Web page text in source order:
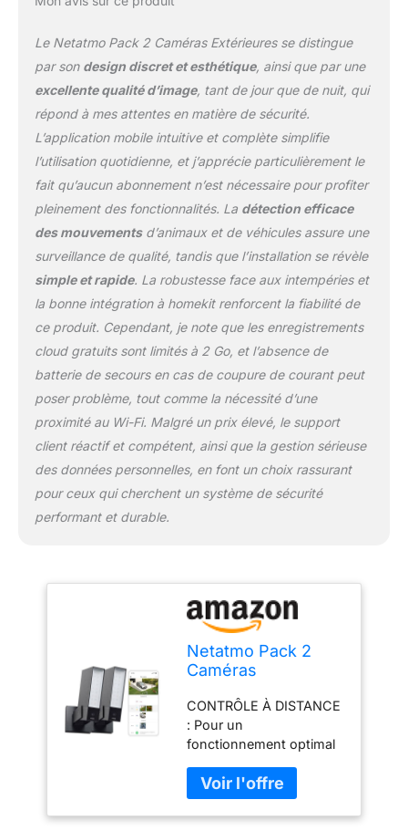
animal. Avec la fonction
les zones à surveiller et le
type d'intrusion pour
lequel être alerté.
ÉCLAIRAGE
INTELLIGENT INTÉGRÉ :
Il vous aide à faire fuir les
intrus et peut même
éclairer votre chemin la
nuit AUCUN FRAIS
D'ABONNEMENT : accès
à toutes les
fonctionnalités, mises à
jours et stockage
gratuits VOS DONNÉES,
100% SÉCURISÉES : Vos
données sont stockées
et sécurisées en local sur
une carte microSD
incluse SURVEILLANCE
CONTINUE : Accédez
streaming ou en direct
de votre caméra 7j7,
Amazon Alexa, Apple
Homekit, Apple Homekit
Secure Video, Google
Assistant
Le Netatmo Pack 2 Caméras Extérieures se distingue
par son design discret et esthétique, ainsi que par une
excellente qualité d’image, tant de jour que de nuit, qui
répond à mes attentes en matière de sécurité.
L’application mobile intuitive et complète simplifie
l’utilisation quotidienne, et j’apprécie particulièrement le
fait qu’aucun abonnement n’est nécessaire pour profiter
pleinement des fonctionnalités. La détection efficace
des mouvementsd’animaux et de véhicules assure une
surveillance de qualité, tandis que l’installation se révèle
simple et rapide. La robustesse face aux intempéries et
la bonne intégration à homekit renforcent la fiabilité de
ce produit. Cependant, je note que les enregistrements
cloud gratuits sont limités à 2 Go, et l’absence de
batterie de secours en cas de coupure de courant peut
poser problème, tout comme la nécessité d’une
proximité au Wi-Fi. Malgré un prix élevé, le support
client réactif et compétent, ainsi que la gestion sérieuse
des données personnelles, en font un choix rassurant
pour ceux qui cherchent un système de sécurité
performant et durable.
Netatmo Pack 2
Caméras
Éclairage Intégré,
Détection de
Personnes, 1920p,
Wi-FI, Voitures et
Animaux, Aluminium
Noir, NBU-2-NOC-
AMZ
CONTRÔLE À DISTANCE
: Pour un
fonctionnement optimal
distance, une connexion
Wi-Fi stable à 2.4 GHz
est requise. Il est